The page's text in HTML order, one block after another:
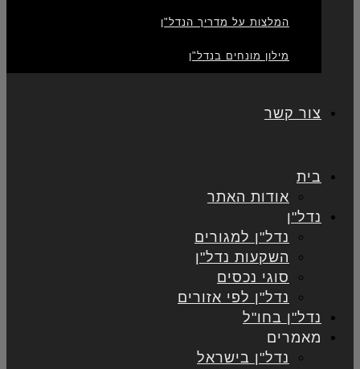
המלצות על מדריך הנדל"ן
מילון מונחים בנדל"ן
צור קשר
בית
אודות האתר
נדל"ן
נדל"ן למגורים
השקעות נדל"ן
סוגי נכסים
נדל"ן לפי אזורים
נדל"ן בחו"ל
מאמרים
נדל"ן בישראל